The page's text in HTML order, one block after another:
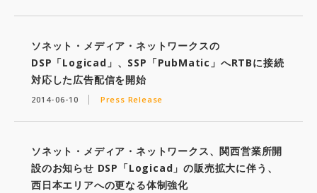
ソネット・メディア・ネットワークスの
DSP「Logicad」、SSP「PubMatic」へRTBに接続
対応した広告配信を開始
2014-06-10 Press Release
ソネット・メディア・ネットワークス、関西営業所開
設のお知らせ DSP「Logicad」の販売拡大に伴う、
西日本エリアへの更なる体制強化